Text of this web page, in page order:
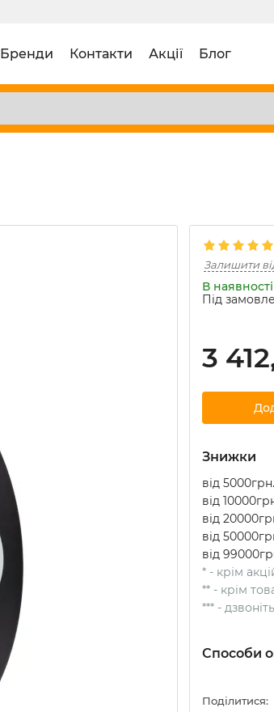
Бренди Контакти Акції Блог
Залишити
В
Під
3
Знижки
від
від
від
від
від
* - крім
** - крім
*** -
Способи
Поділитися: